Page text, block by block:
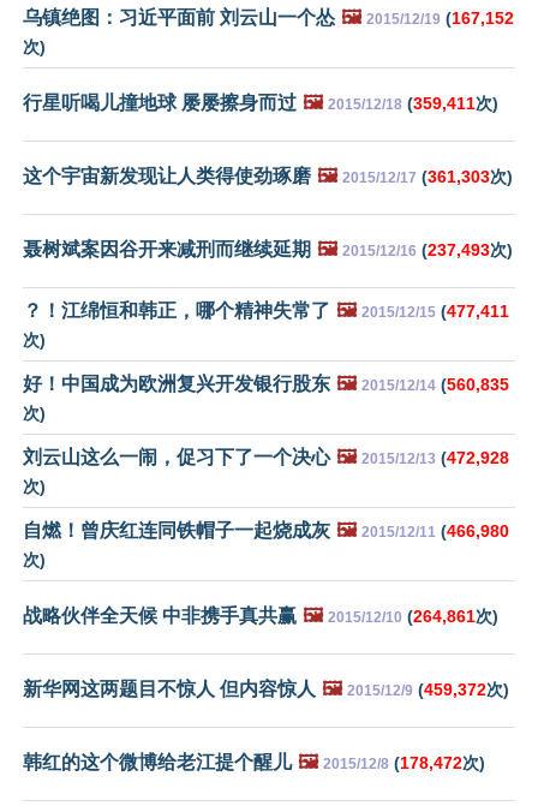
乌镇绝图：习近平面前 刘云山一个怂 🖼️ 2015/12/19 (167,152
次)
行星听喝儿撞地球 屡屡擦身而过 🖼️ 2015/12/18 (359,411次)
这个宇宙新发现让人类得使劲琢磨 🖼️ 2015/12/17 (361,303次)
聂树斌案因谷开来减刑而继续延期 🖼️ 2015/12/16 (237,493次)
？！江绵恒和韩正，哪个精神失常了 🖼️ 2015/12/15 (477,411
次)
好！中国成为欧洲复兴开发银行股东 🖼️ 2015/12/14 (560,835
次)
刘云山这么一闹，促习下了一个决心 🖼️ 2015/12/13 (472,928
次)
自燃！曾庆红连同铁帽子一起烧成灰 🖼️ 2015/12/11 (466,980
次)
战略伙伴全天候 中非携手真共赢 🖼️ 2015/12/10 (264,861次)
新华网这两题目不惊人 但内容惊人 🖼️ 2015/12/9 (459,372次)
韩红的这个微博给老江提个醒儿 🖼️ 2015/12/8 (178,472次)